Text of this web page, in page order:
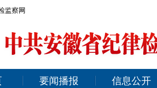
监察网
要闻播报 信息公开